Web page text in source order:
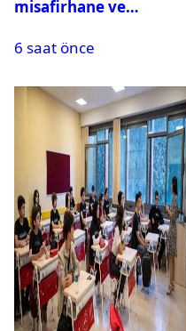
misafirhane ve
Başvurular başladı
6 saat önce